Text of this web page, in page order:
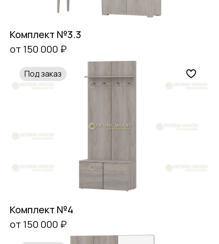
Комплект №3.3
от 150 000 ₽
Под заказ
Комплект №4
от 150 000 ₽